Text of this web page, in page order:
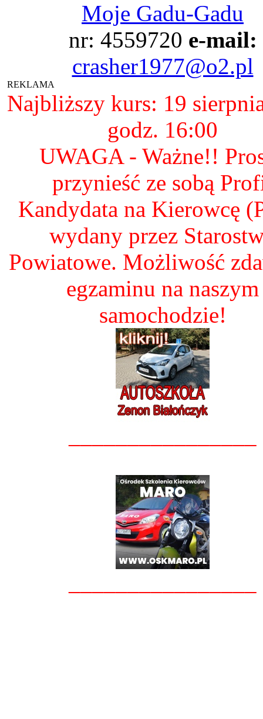
Moje Gadu-Gadu
nr: 4559720 e-mail:
crasher1977@o2.pl
REKLAMA
Najbliższy kurs: 19
godz. 16:00
UWAGA - Ważne!!
przynieść ze sobą
Kandydata na Kierowcę
wydany przez
Powiatowe. Możliwość
egzaminu na naszym
samochodzie!